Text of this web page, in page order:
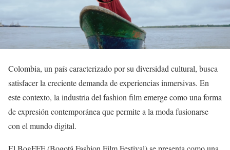
Colombia, un país caracterizado por su diversidad cultural, busca
satisfacer la creciente demanda de experiencias inmersivas. En
este contexto, la industria del fashion film emerge como una forma
de expresión contemporánea que permite a la moda fusionarse
con el mundo digital.